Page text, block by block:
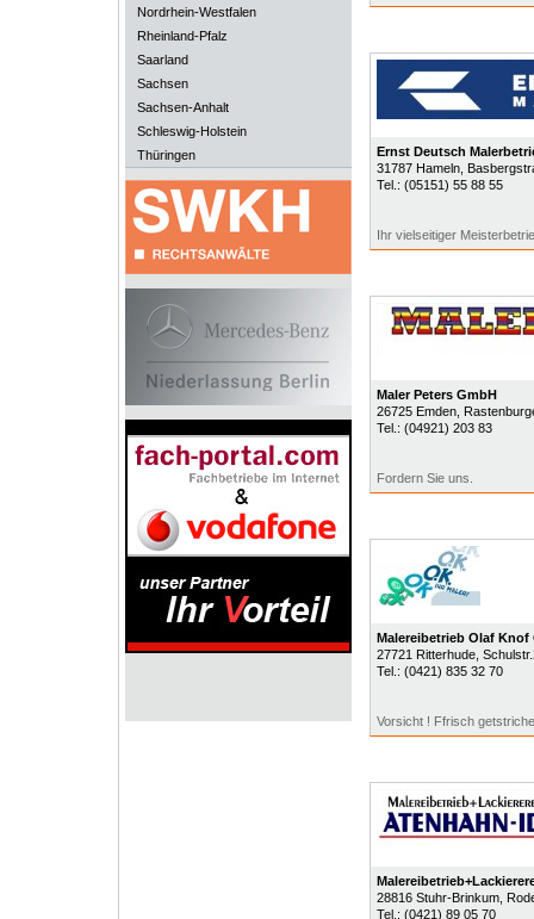
Nordrhein-Westfalen
Rheinland-Pfalz
Saarland
Sachsen
Sachsen-Anhalt
Schleswig-Holstein
Thüringen
Ernst Deutsch
31787 Hameln,
Tel.: (05151) 55 88 55
Ihr vielseitiger
Maler Peters GmbH
26725 Emden,
Tel.: (04921) 203 83
Fordern Sie uns.
Malereibetrieb Olaf Knof
27721 Ritterhude,
Tel.: (0421) 835 32 70
Vorsicht ! Ffrisch
28816 Stuhr-Brinkum,
Tel.: (0421) 89 05 70